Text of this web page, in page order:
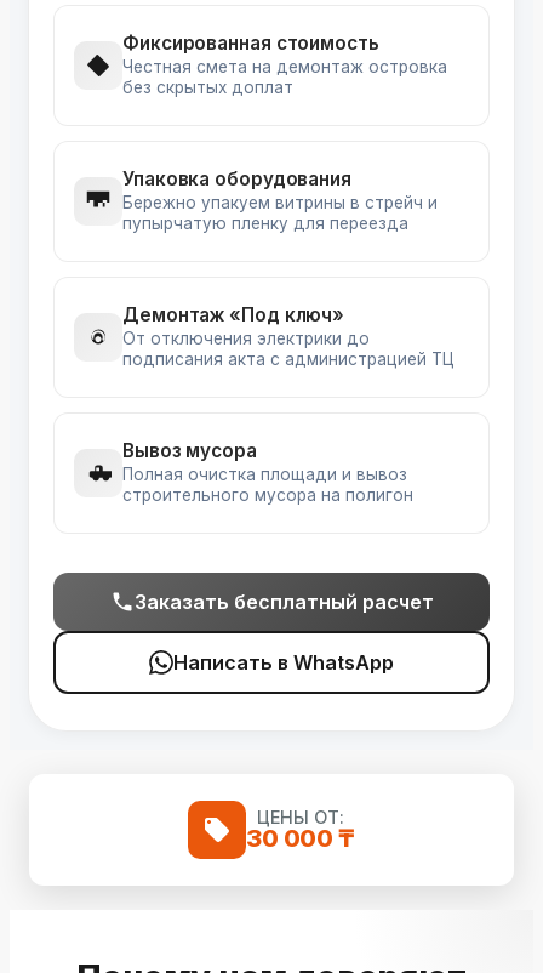
Фиксированная стоимость
Честная смета на демонтаж островка
без скрытых доплат
Упаковка оборудования
Бережно упакуем витрины в стрейч и
пупырчатую пленку для переезда
Демонтаж «Под ключ»
От отключения электрики до
подписания акта с администрацией ТЦ
Вывоз мусора
Полная очистка площади и вывоз
строительного мусора на полигон
Заказать бесплатный расчет
Написать в WhatsApp
ЦЕНЫ ОТ:
30 000 ₸